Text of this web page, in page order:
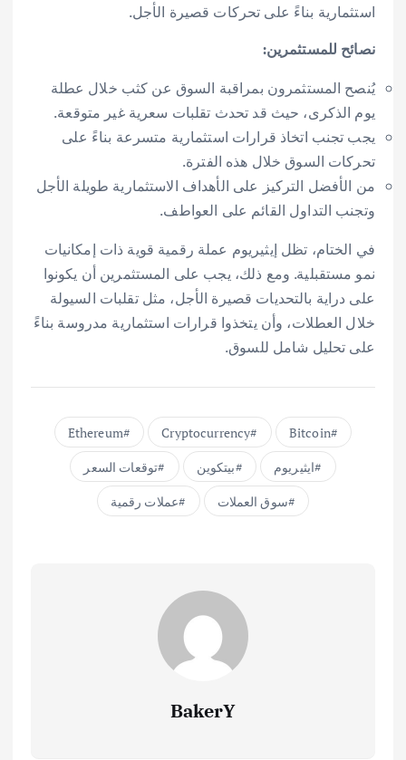
استثمارية بناءً على تحركات قصيرة الأجل.
نصائح للمستثمرين:
يُنصح المستثمرون بمراقبة السوق عن كثب خلال عطلة
يوم الذكرى، حيث قد تحدث تقلبات سعرية غير متوقعة.
يجب تجنب اتخاذ قرارات استثمارية متسرعة بناءً على
تحركات السوق خلال هذه الفترة.
من الأفضل التركيز على الأهداف الاستثمارية طويلة الأجل
وتجنب التداول القائم على العواطف.
في الختام، تظل إيثيريوم عملة رقمية قوية ذات إمكانيات
نمو مستقبلية. ومع ذلك، يجب على المستثمرين أن يكونوا
على دراية بالتحديات قصيرة الأجل، مثل تقلبات السيولة
خلال العطلات، وأن يتخذوا قرارات استثمارية مدروسة بناءً
على تحليل شامل للسوق.
Bitcoin
Cryptocurrency
Ethereum
ايثيريوم
بيتكوين
توقعات السعر
سوق العملات
عملات رقمية
BakerY